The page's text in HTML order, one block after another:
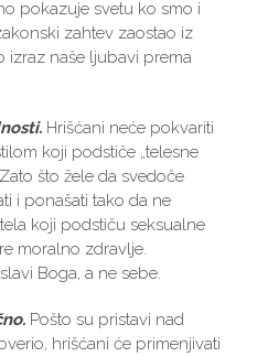
pokazuje svetu ko smo i
zahtev zaostao iz
izraz naše ljubavi prema
Hrišćani neće pokvariti
koji podstiče „telesne
što žele da svedoče
i ponašati tako da ne
koji podstiču seksualne
moralno zdravlje.
Boga, a ne sebe.
Pošto su pristavi nad
hrišćani će primenjivati